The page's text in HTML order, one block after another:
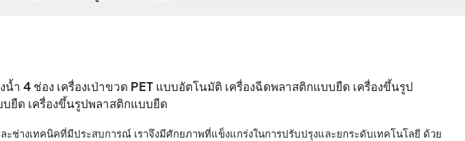
น้ำ 4 ช่อง เครื่องเป่าขวด PET แบบอัตโนมัติ เครื่องฉีดพลาสติกแบบยืด เครื่องขึ้นรูป
ยืด เครื่องขึ้นรูปพลาสติกแบบยืด
ะช่างเทคนิคที่มีประสบการณ์ เราจึงมีศักยภาพที่แข็งแกร่งในการปรับปรุงและยกระดับเทคโนโลยี ด้วย